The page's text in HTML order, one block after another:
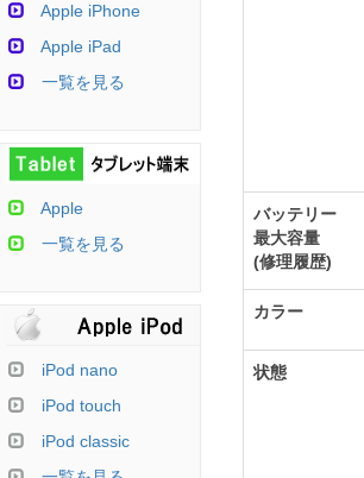
バッテリー
最大容量
(修理履歴)
カラー
状態
Apple iPhone
Apple iPad
一覧を見る
Apple
一覧を見る
iPod nano
iPod touch
iPod classic